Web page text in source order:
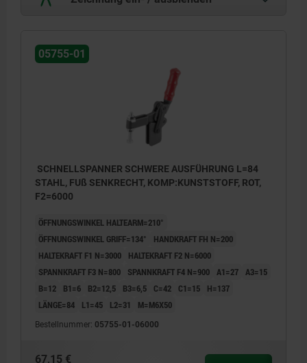
05755-01
SCHNELLSPANNER SCHWERE AUSFÜHRUNG L=84
STAHL, FUß SENKRECHT, KOMP:KUNSTSTOFF, ROT,
F2=6000
ÖFFNUNGSWINKEL HALTEARM=210°
ÖFFNUNGSWINKEL GRIFF=134°
HANDKRAFT FH N=200
HALTEKRAFT F1 N=3000
HALTEKRAFT F2 N=6000
SPANNKRAFT F3 N=800
SPANNKRAFT F4 N=900 A1=27 A3=15
B=12
B1=6 B2=12,5 B3=6,5 C=42 C1=15
H=137
LÄNGE=84
L1=45 L2=31 M=M6X50
Bestellnummer: 05755-01-06000
67,15 €